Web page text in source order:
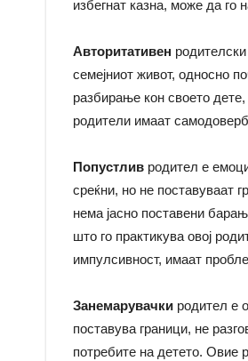
избегнат казна, може да го
Авторитативен
семеjниот живот, односно
разбирање кон своето
родители имаат
Попустлив родител е
среќни, но не поставуваат
нема jасно поставени
што го практикува овоj
импулсивност, имаат
Занемарувачки родител е
поставува граници, не
потребите на детето. Овие